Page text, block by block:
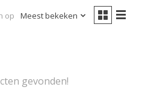
op Meest bekeken
gevonden!